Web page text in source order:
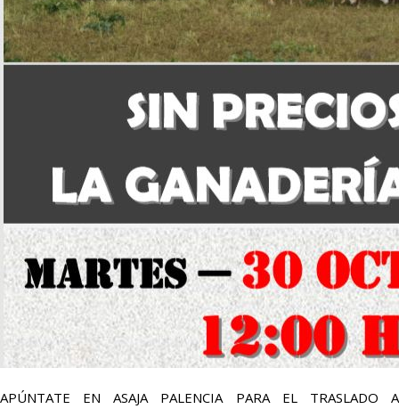
APÚNTATE EN ASAJA PALENCIA PARA EL TRASLADO A